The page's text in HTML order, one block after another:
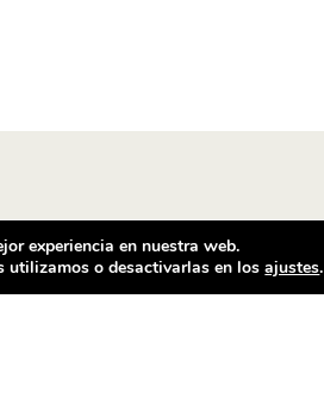
experiencia en nuestra web.
utilizamos o desactivarlas en losajustes.